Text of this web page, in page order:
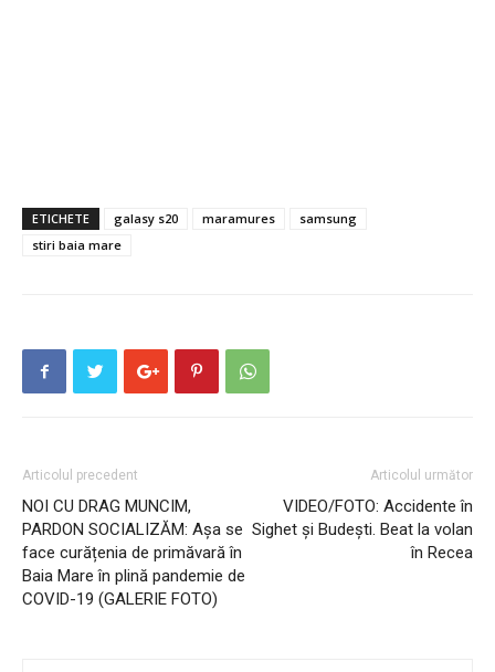
ETICHETE galasy s20 maramures
samsung
stiri baia mare
Articolul precedent
NOI CU DRAG MUNCIM,
PARDON SOCIALIZĂM: Așa se
face curățenia de primăvară în
Baia Mare în plină pandemie de
COVID-19 (GALERIE FOTO)
Articolul următor
VIDEO/FOTO: Accidente în
Sighet și Budești. Beat la volan
în Recea